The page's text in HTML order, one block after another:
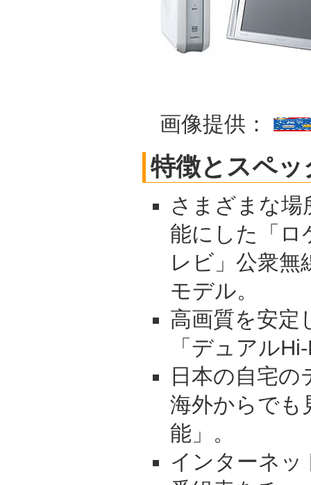
画像提供：
特徴とスペッ
さまざまな
能にした「ロ
レビ」公衆無
モデル。
高画質を安定
「デュアル
日本の自宅
海外からでも
能」。
インターネッ